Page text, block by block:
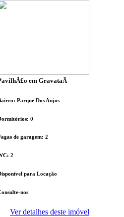
em GravataÃ­
Parque Dos Anjos
0
de garagem: 2
2
para Locação
nos
Ver detalhes deste imóvel